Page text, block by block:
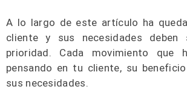
A lo largo de este artículo ha
cliente y sus necesidades deben
prioridad. Cada movimiento que
pensando en tu cliente, su
sus necesidades.